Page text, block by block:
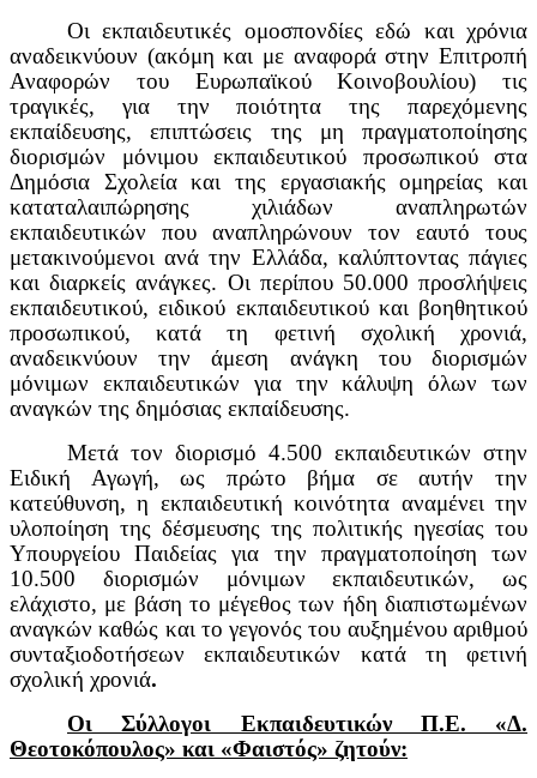
Οι εκπαιδευτικές ομοσπονδίες εδώ και χρόνια
αναδεικνύουν (ακόμη και με αναφορά στην Επιτροπή
Αναφορών του Ευρωπαϊκού Κοινοβουλίου) τις
τραγικές, για την ποιότητα της παρεχόμενης
εκπαίδευσης, επιπτώσεις της μη πραγματοποίησης
διορισμών μόνιμου εκπαιδευτικού προσωπικού στα
Δημόσια Σχολεία και της εργασιακής ομηρείας και
καταταλαιπώρησης χιλιάδων αναπληρωτών
εκπαιδευτικών που αναπληρώνουν τον εαυτό τους
μετακινούμενοι ανά την Ελλάδα, καλύπτοντας πάγιες
και διαρκείς ανάγκες. Οι περίπου 50.000 προσλήψεις
εκπαιδευτικού, ειδικού εκπαιδευτικού και βοηθητικού
προσωπικού, κατά τη φετινή σχολική χρονιά,
αναδεικνύουν την άμεση ανάγκη του διορισμών
μόνιμων εκπαιδευτικών για την κάλυψη όλων των
αναγκών της δημόσιας εκπαίδευσης.
Μετά τον διορισμό 4.500 εκπαιδευτικών στην
Ειδική Αγωγή, ως πρώτο βήμα σε αυτήν την
κατεύθυνση, η εκπαιδευτική κοινότητα αναμένει την
υλοποίηση της δέσμευσης της πολιτικής ηγεσίας του
Υπουργείου Παιδείας για την πραγματοποίηση των
10.500 διορισμών μόνιμων εκπαιδευτικών, ως
ελάχιστο, με βάση το μέγεθος των ήδη διαπιστωμένων
αναγκών καθώς και το γεγονός του αυξημένου αριθμού
συνταξιοδοτήσεων εκπαιδευτικών κατά τη φετινή
σχολική χρονιά.
Οι Σύλλογοι Εκπαιδευτικών Π.Ε. «Δ.
Θεοτοκόπουλος» και «Φαιστός» ζητούν: